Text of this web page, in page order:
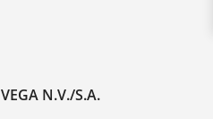
VEGA N.V./S.A.